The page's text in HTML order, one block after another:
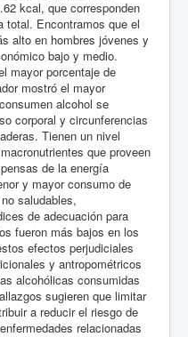
kcal, que corresponden
total. Encontramos que el
alto en hombres jóvenes y
bajo y medio.
mayor porcentaje de
mostró el mayor
alcohol se
corporal y circunferencias
Tienen un nivel
que proveen
de la energía
y mayor consumo de
saludables,
de adecuación para
fueron más bajos en los
efectos perjudiciales
y antropométricos
alcohólicas consumidas
sugieren que limitar
a reducir el riesgo de
relacionadas